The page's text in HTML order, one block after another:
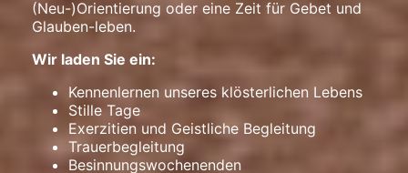
(Neu-)Orientierung oder eine Zeit für Gebet und
Glauben-leben.
Wir laden Sie ein:
Kennenlernen unseres klösterlichen Lebens
Stille Tage
Exerzitien und Geistliche Begleitung
Trauerbegleitung
Besinnungswochenenden